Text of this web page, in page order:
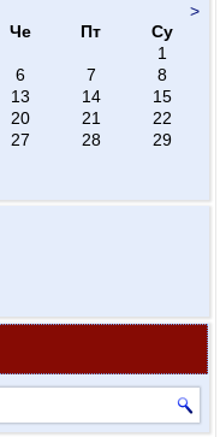
>
Че Пт
Су
1
6 7
8
13 14
15
20 21
22
27 28
29